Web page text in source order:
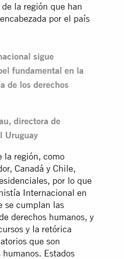
la región que han
por el país
sigue
fundamental en la
de los derechos
directora de
Uruguay
la región, como
Canadá y Chile,
por lo que
Internacional en
se cumplan las
derechos humanos, y
y la retórica
que son
Estados